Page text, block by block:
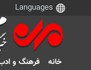
خانه فرهنگ و